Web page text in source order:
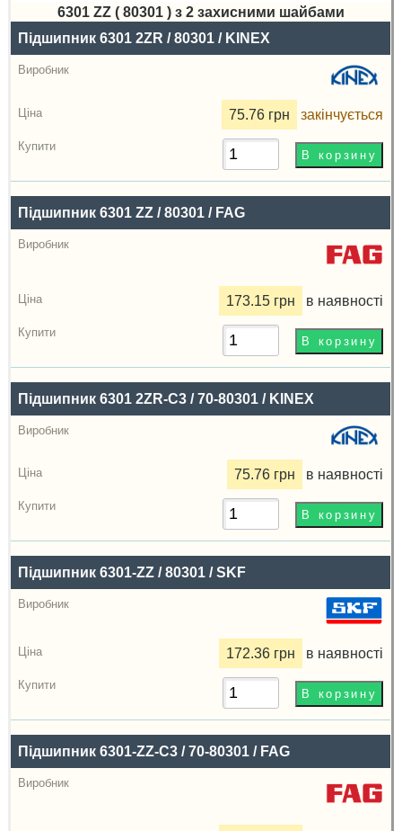
6301 ZZ ( 80301 ) з 2 захисними шайбами
Назва
Виробник
Радіальний
зазор
Ціна,
Купити
Підшипник 6301 2ZR / 80301 / KINEX
75.76 грн закінчується
Підшипник 6301 ZZ / 80301 / FAG
173.15 грн в наявності
Підшипник 6301 2ZR-C3 / 70-80301 / KINEX
75.76 грн в наявності
Підшипник 6301-ZZ / 80301 / SKF
172.36 грн в наявності
Підшипник 6301-ZZ-C3 / 70-80301 / FAG